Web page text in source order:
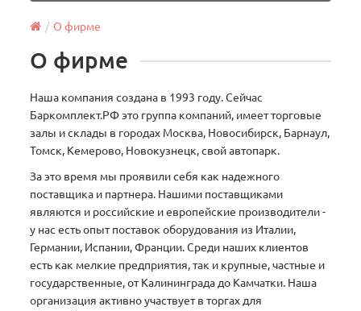
О фирме
О фирме
Наша компания создана в 1993 году. Сейчас
Баркомплект.РФ это группа компаний, имеет торговые
залы и склады в городах Москва, Новосибирск, Барнаул,
Томск, Кемерово, Новокузнецк, свой автопарк.
За это время мы проявили себя как надежного
поставщика и партнера. Нашими поставщиками
являются и российские и европейские производители -
у нас есть опыт поставок оборудования из Италии,
Германии, Испании, Франции. Среди наших клиентов
есть как мелкие предприятия, так и крупные, частные и
государственные, от Калининграда до Камчатки. Наша
организация активно участвует в торгах для